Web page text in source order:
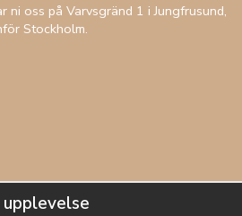
ni oss på Varvsgränd 1 i Jungfrusund,
Stockholm.
specialerbjudanden och
upplevelse